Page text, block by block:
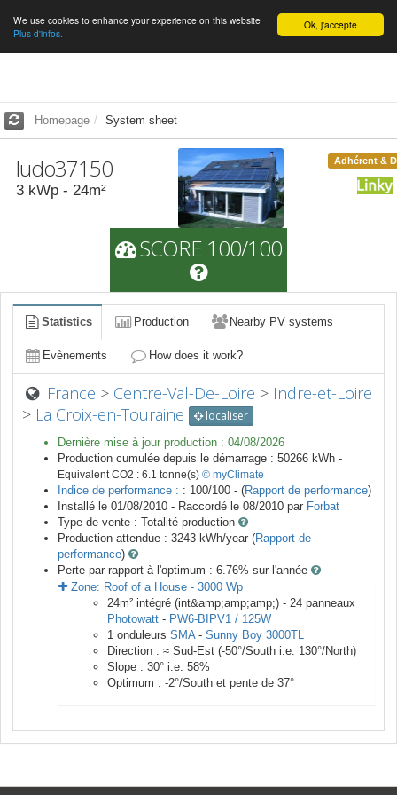
English Ok, j'accepte
We use cookies to enhance your experience on this website
Plus d'infos.
Homepage System sheet
ludo37150
3 kWp - 24m²
Adhérent &
SCORE 100/100
Statistics Production Nearby PV systems
Evènements How does it work?
France > Centre-Val-De-Loire > Indre-et-Loire
> La Croix-en-Touraine localiser
Dernière mise à jour production : 04/08/2026
Production cumulée depuis le démarrage : 50266 kWh -
Equivalent CO2 : 6.1 tonne(s) © myClimate
Indice de performance : : 100/100 - (Rapport de performance)
Installé le 01/08/2010 - Raccordé le 08/2010 par Forbat
Type de vente : Totalité production
Production attendue : 3243 kWh/year (Rapport de
performance)
Perte par rapport à l'optimum : 6.76% sur l'année
Zone: Roof of a House - 3000 Wp
24m² intégré (int&amp;amp;amp;) - 24 panneaux
Photowatt - PW6-BIPV1 / 125W
1 onduleurs SMA- Sunny Boy 3000TL
Direction : ≈ Sud-Est (-50°/South i.e. 130°/North)
Slope : 30° i.e. 58%
Optimum : -2°/South et pente de 37°